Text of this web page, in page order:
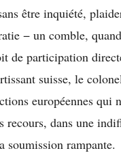
être inquiété,
− un comble,
de participation
suisse, le
européennes qui
dans une
soumission rampante.